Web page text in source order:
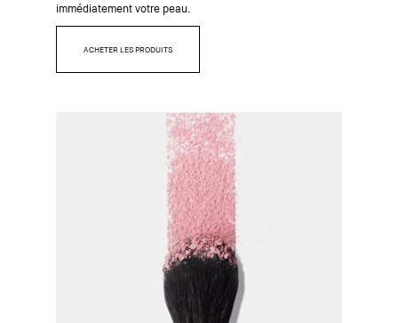
immédiatement votre peau.
ACHETER LES PRODUITS